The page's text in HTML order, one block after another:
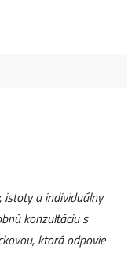
istoty a individuálny
konzultáciu s
ktorá odpovie